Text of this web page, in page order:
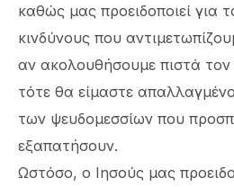
καθώς μας προειδοποιεί για
κινδύνους που
αν ακολουθήσουμε πιστά
τότε θα είμαστε
των ψευδομεσσίων που
εξαπατήσουν.
Ωστόσο, ο Ιησούς μας